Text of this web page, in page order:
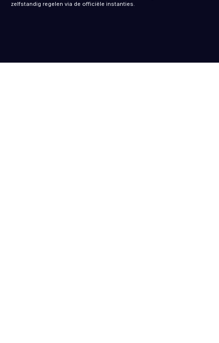
zelfstandig regelen via de officiële instanties.